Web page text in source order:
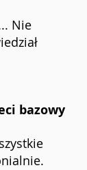
Nie
bazowy